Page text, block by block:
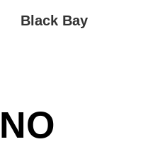
Black Bay